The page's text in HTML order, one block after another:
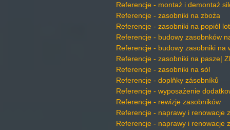
Referencje - montaż i demontaż
Referencje - zasobniki na zboża
Referencje - zasobniki na popiół
Referencje - budowy zasobnków
Referencje - budowy zasobniki na
Referencje - zasobniki na pasze|
Referencje - zasobniki na sól
Referencje - doplňky zásobníků
Referencje - wyposażenie
Referencje - rewizje zasobników
Referencje - naprawy i renowacje
Referencje - naprawy i renowacje